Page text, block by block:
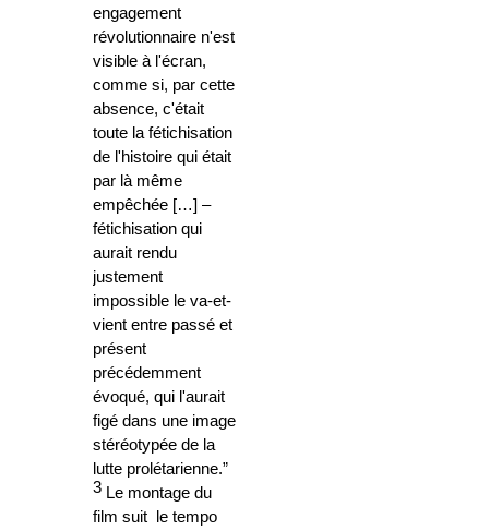
engagement
révolutionnaire n'est
visible à l'écran,
comme si, par cette
absence, c'était
toute la fétichisation
de l'histoire qui était
par là même
empêchée […] –
fétichisation qui
aurait rendu
justement
impossible le va-et-
vient entre passé et
présent
précédemment
évoqué, qui l'aurait
figé dans une image
stéréotypée de la
lutte prolétarienne.”
3 Le montage du
film suit le tempo